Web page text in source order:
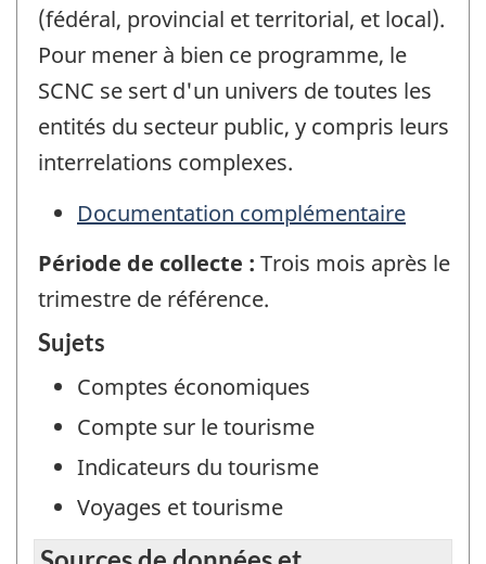
(fédéral, provincial et territorial, et local).
Pour mener à bien ce programme, le
SCNC se sert d'un univers de toutes les
entités du secteur public, y compris leurs
interrelations complexes.
Documentation complémentaire
Période de collecte : Trois mois après le
trimestre de référence.
Sujets
Comptes économiques
Compte sur le tourisme
Indicateurs du tourisme
Voyages et tourisme